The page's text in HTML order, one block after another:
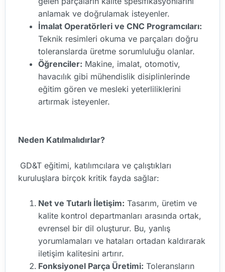
anlamak ve doğrulamak isteyenler.
İmalat Operatörleri ve CNC Programcıları:
Teknik resimleri okuma ve parçaları doğru
toleranslarda üretme sorumluluğu olanlar.
Öğrenciler: Makine, imalat, otomotiv,
havacılık gibi mühendislik disiplinlerinde
eğitim gören ve mesleki yeterliliklerini
artırmak isteyenler.
Neden Katılmalıdırlar?
GD&T eğitimi, katılımcılara ve çalıştıkları
kuruluşlara birçok kritik fayda sağlar:
Net ve Tutarlı İletişim: Tasarım, üretim ve
kalite kontrol departmanları arasında ortak,
evrensel bir dil oluşturur. Bu, yanlış
yorumlamaları ve hataları ortadan kaldırarak
iletişim kalitesini artırır.
Fonksiyonel Parça Üretimi: Toleransların